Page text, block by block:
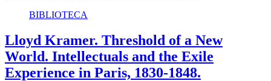
BIBLIOTECA
Lloyd Kramer. Threshold of a New
World. Intellectuals and the Exile
Experience in Paris, 1830-1848.